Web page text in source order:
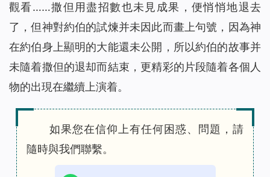
觀看……撒但用盡招數也未見成果，便悄悄地退去
了，但神對約伯的試煉并未因此而畫上句號，因為神
在約伯身上顯明的大能還未公開，所以約伯的故事并
未隨着撒但的退却而結束，更精彩的片段隨着各個人
物的出現在繼續上演着。
如果您在信仰上有任何困惑、問題，請
隨時與我們聯繫。